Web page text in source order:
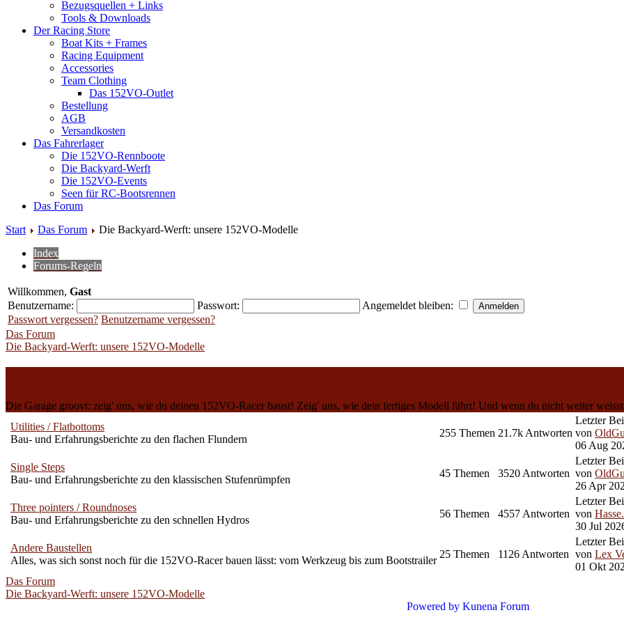
Bezugsquellen + Links
Tools & Downloads
Der Racing Store
Boat Kits + Frames
Racing Equipment
Accessories
Team Clothing
Das 152VO-Outlet
Bestellung
AGB
Versandkosten
Das Fahrerlager
Die 152VO-Rennboote
Die Backyard-Werft
Die 152VO-Events
Seen für RC-Bootsrennen
Das Forum
Start
Das Forum Die Backyard-Werft: unsere 152VO-Modelle
Index
Forums-Regeln
Willkommen, Gast
Benutzername:
Passwort:
Angemeldet bleiben:
Passwort vergessen? Benutzername vergessen?
Das Forum
Die Backyard-Werft: unsere 152VO-Modelle
Die Garage groovt: zeig' uns, wie du deinen 152VO-Racer baust! Zeig' uns, wie dein fertiges Modell fährt! Und wenn du nicht weiter
Utilities / Flatbottoms
Bau- und Erfahrungsberichte zu den flachen Flundern
255 Themen 21.7k Antworten
Letzter
von
06 Aug
Single Steps
Bau- und Erfahrungsberichte zu den klassischen Stufenrümpfen
45 Themen 3520 Antworten
Letzter
von
26 Apr
Three pointers / Roundnoses
Bau- und Erfahrungsberichte zu den schnellen Hydros
56 Themen 4557 Antworten
Letzter
von
30 Jul
Andere Baustellen
Alles, was sich sonst noch für die 152VO-Racer bauen lässt: vom Werkzeug bis zum Bootstrailer
25 Themen 1126 Antworten
Letzter
von Lex
01 Okt
Das Forum
Die Backyard-Werft: unsere 152VO-Modelle
Powered by Kunena Forum